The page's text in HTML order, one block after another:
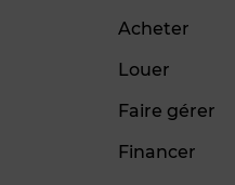
Acheter
Louer
Faire gérer
Financer